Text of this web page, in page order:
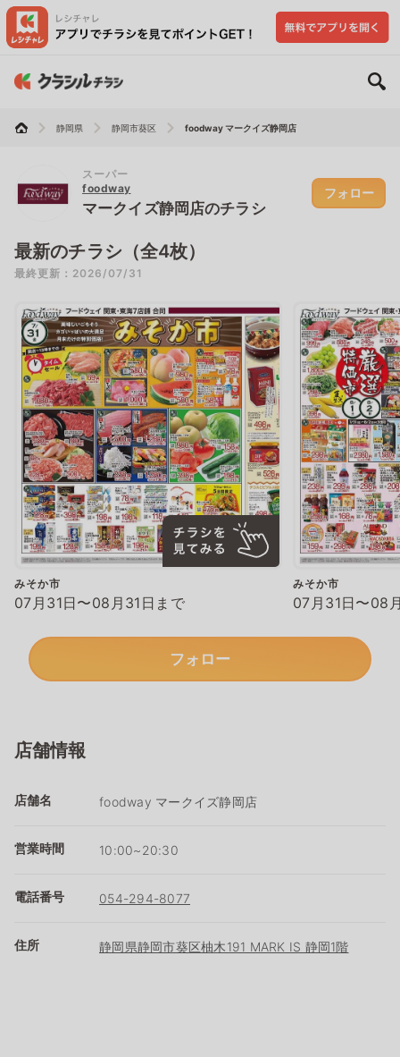
静岡県 静岡市葵区 foodway マークイズ静岡店
スーパー
foodway
マークイズ静岡店のチラシ
フォロー
最新のチラシ（全4枚）
最終更新：2026/07/31
みそか市
07月31日〜08月31日まで
みそか市
07月31日〜08
フォロー
店舗情報
店舗名 foodway マークイズ静岡店
営業時間 10:00~20:30
電話番号 054-294-8077
住所 静岡県静岡市葵区柚木191 MARK IS 静岡1階